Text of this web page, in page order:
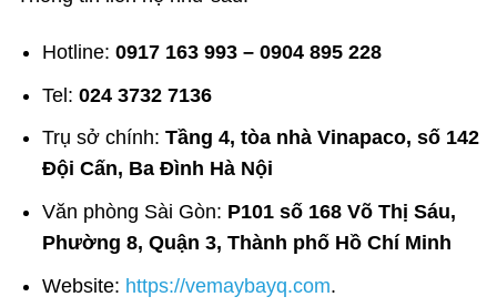
Hotline: 0917 163 993 – 0904 895 228
Tel:024 3732 7136
Trụ sở chính:Tầng 4, tòa nhà Vinapaco, số 142
Đội Cấn, Ba Đình Hà Nội
Văn phòng Sài Gòn: P101 số 168 Võ Thị Sáu,
Phường 8, Quận 3, Thành phố Hồ Chí Minh
Website: https://vemaybayq.com.